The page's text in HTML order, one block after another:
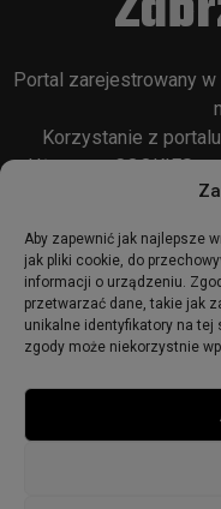
Aby zapewnić jak najlepsze
jak pliki cookie, do
informacji o urządzeniu.
przetwarzać dane, takie jak
unikalne identyfikatory na tej
zgody może niekorzystnie
Portal zarejestrowany
Korzystanie z
Używamy COOKIES
©
Polityka